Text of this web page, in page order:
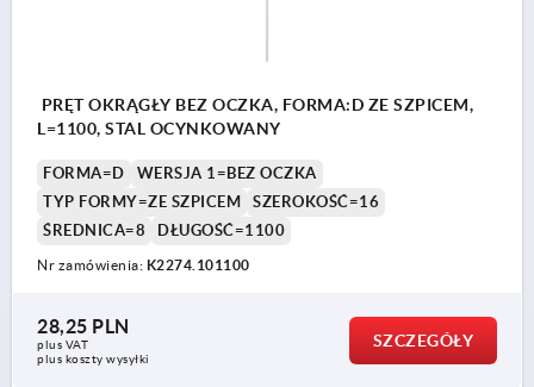
PRĘT OKRĄGŁY BEZ OCZKA, FORMA:D ZE SZPICEM,
L=1100, STAL OCYNKOWANY
FORMA=D
WERSJA 1=BEZ OCZKA
TYP FORMY=ZE SZPICEM
SZEROKOŚĆ=16
ŚREDNICA=8
DŁUGOŚĆ=1100
Nr zamówienia: K2274.101100
28,25 PLN
plus VAT
plus koszty wysyłki
SZCZEGÓŁY